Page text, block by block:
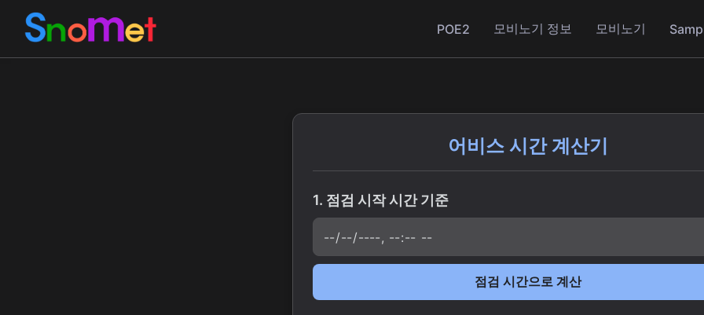
마비노기 모바일 어비스 시간 계산기 POE2 모비노기 정보 모비노기
어비스 시간 계산기
1. 점검 시작 시간 기준
점검 시간으로 계산